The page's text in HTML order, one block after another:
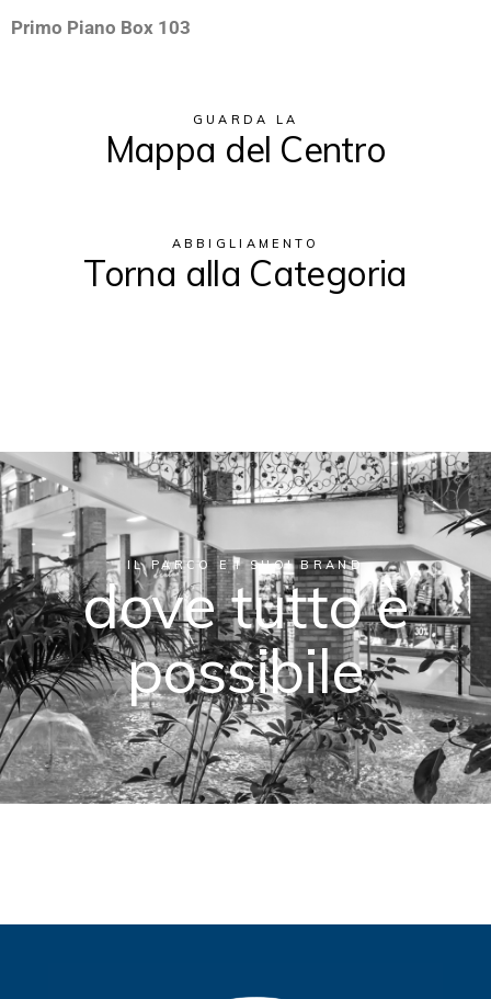
Primo Piano Box 103
GUARDA LA
Mappa del Centro
ABBIGLIAMENTO
Torna alla Categoria
IL PARCO E I SUOI BRAND
dove tutto è
possibile